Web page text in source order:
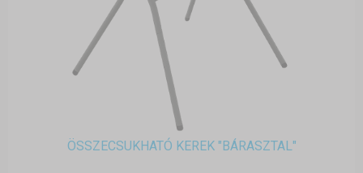
ÖSSZECSUKHATÓ KEREK "BÁRASZTAL"